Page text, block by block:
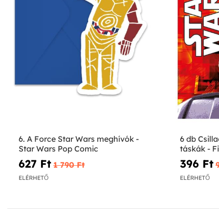
6. A Force Star Wars meghívók -
Star Wars Pop Comic
627 Ft‎ 1 790 Ft‎
ELÉRHETŐ
6 db
táskák -
396 Ft‎
ELÉRHETŐ